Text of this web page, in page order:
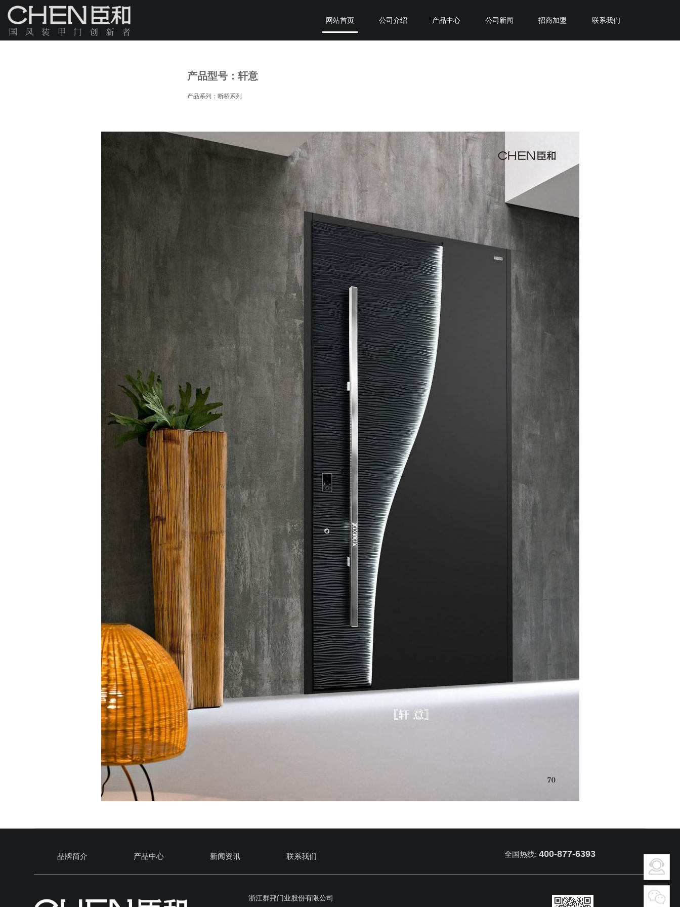
网站首页 公司介绍
品牌简介 关于臣和 私人定制 专卖店查询 加盟臣和
产品中心
断桥系列 全铝系列 装甲系列
公司新闻 招商加盟 联系我们
产品型号：轩意
产品系列：断桥系列
品牌简介 产品中心 新闻资讯 联系我们 全国热线: 400-877-6393
浙江群邦门业股份有限公司